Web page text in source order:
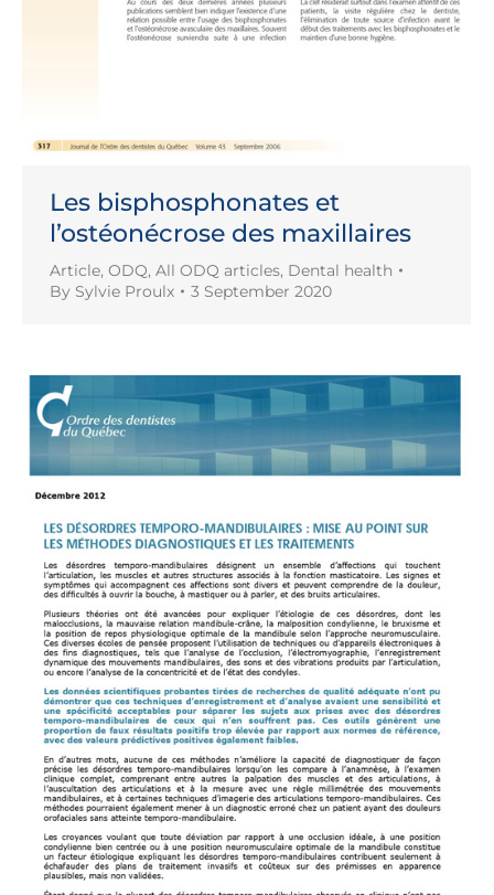
Les bisphosphonates et
l’ostéonécrose des maxillaires
Article, ODQ, All ODQ articles, Dental health
By Sylvie Proulx 3 September 2020